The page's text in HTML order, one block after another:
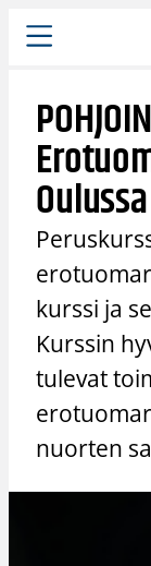
Siirry
sisältöön
kurssi ja
Kurssin
tulevat
nuorten